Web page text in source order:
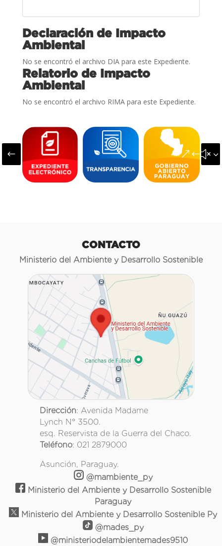
Declaración de Impacto
Ambiental
No se encontró el archivo DIA para este Expediente.
Relatorio de Impacto
Ambiental
No se encontró el archivo RIMA para este Expediente.
#
CONTACTO
Ministerio del Ambiente y Desarrollo Sostenible
Dirección: Avenida Madame
Lynch N° 3500.
esq. Reservista de la Guerra del Chaco.
Teléfono: 021 2879000
Asunción, Paraguay.
@mambiente_py
Ministerio del Ambiente y Desarrollo Sostenible
Paraguay
Ministerio del Ambiente y Desarrollo Sostenible Py
@mades_py
@ministeriodelambientemades9510